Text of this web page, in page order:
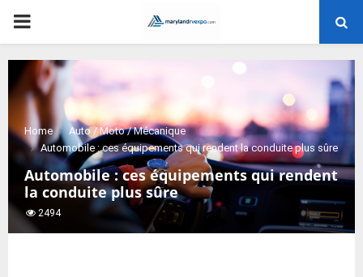
PRIMARY
MENU
Home
Auto / Moto / Mécanique
Automobile : ces équipements qui rendent la conduite plus sûre
Automobile : ces équipements qui rendent
la conduite plus sûre
2494